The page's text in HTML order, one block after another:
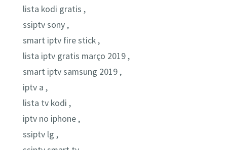
lista kodi gratis ,
ssiptv sony ,
smart iptv fire stick ,
lista iptv gratis março 2019 ,
smart iptv samsung 2019 ,
iptv a ,
lista tv kodi ,
iptv no iphone ,
ssiptv lg ,